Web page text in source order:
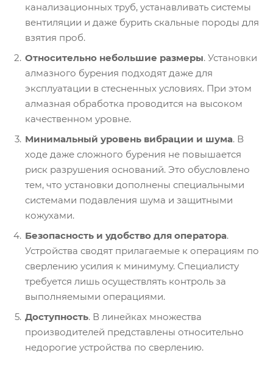
канализационных труб, устанавливать системы
вентиляции и даже бурить скальные породы для
взятия проб.
Относительно небольшие размеры. Установки
алмазного бурения подходят даже для
эксплуатации в стесненных условиях. При этом
алмазная обработка проводится на высоком
качественном уровне.
Минимальный уровень вибрации и шума. В
ходе даже сложного бурения не повышается
риск разрушения оснований. Это обусловлено
тем, что установки дополнены специальными
системами подавления шума и защитными
кожухами.
Безопасность и удобство для оператора.
Устройства сводят прилагаемые к операциям по
сверлению усилия к минимуму. Специалисту
требуется лишь осуществлять контроль за
выполняемыми операциями.
Доступность. В линейках множества
производителей представлены относительно
недорогие устройства по сверлению.